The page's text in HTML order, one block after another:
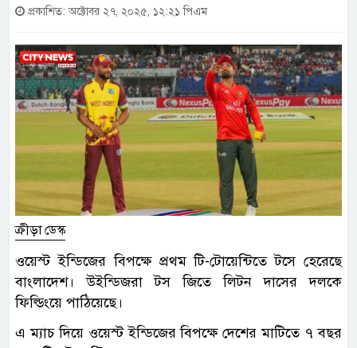
প্রকাশিত: অক্টোবর ২৭, ২০২৫, ১২:২১ পিএম
ক্রীড়া ডেস্ক
ওয়েস্ট ইন্ডিজের বিপক্ষে প্রথম টি-টোয়েন্টিতে টসে হেরেছে
বাংলাদেশ। উইন্ডিজরা টস জিতে লিটন দাসের দলকে
ফিল্ডিংয়ে পাঠিয়েছে।
এ ম্যাচ দিয়ে ওয়েস্ট ইন্ডিজের বিপক্ষে দেশের মাটিতে ৭ বছর